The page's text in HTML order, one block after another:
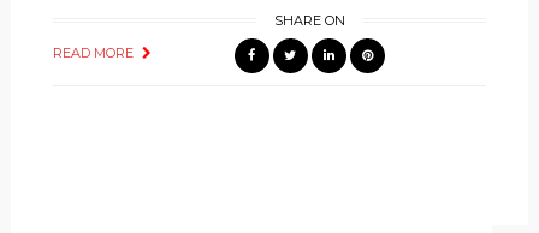
READ MORE
SHARE ON